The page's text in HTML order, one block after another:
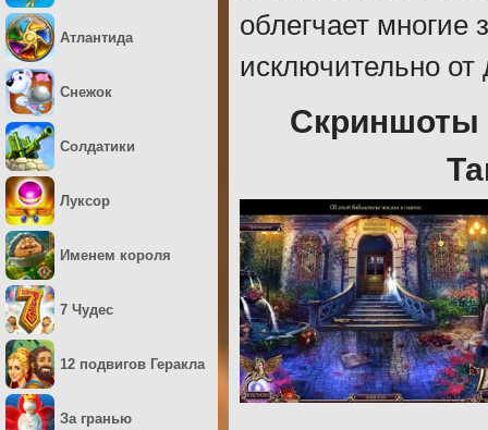
облегчает многие
исключительно
Скриншоты
Атлантида
Снежок
Солдатики
Луксор
Именем короля
7 Чудес
12 подвигов Геракла
За гранью